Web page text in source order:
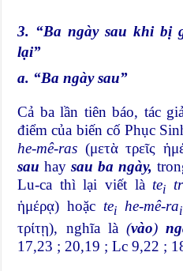
3. “Ba ngày sau khi bị
lại”
a. “Ba ngày sau”
Cả ba lần tiên báo, tác
điểm của biến cố Phục
he-mê-ras (μετὰ τρεῖς
sau haysau ba ngày,
Lu-ca thì lại viết là tei
ἡμέρᾳ) hoặc tei he-mê-rai
τρίτῃ), nghĩa là(vào)
17,23 ; 20,19 ; Lc 9,22 ;